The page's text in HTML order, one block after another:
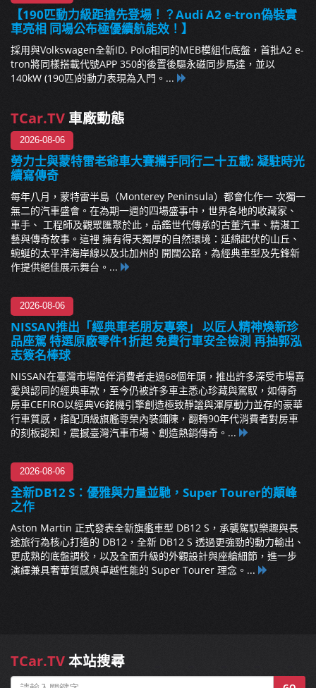
【190匹動力級距搶先登場！？Audi A2 e-tron偽裝實
車亮相 同場公布極優續航能效！】
採用與Volkswagen全新ID. Polo相同的MEB模組化底盤，首批A2 e-
tron將同樣搭載代號APP 350的後置後驅永磁同步馬達，並以
140kW (190匹)的動力表現為入門。...
TCar.TV 車廠動態
2026-08-06
勞力士與蒙特雷老爺車大賽攜手同行二十五載: 凝駐時光
續寫傳奇
每年八月，蒙特雷半島（Monterey Peninsula）都會化作一 次獨一
無二的汽車盛會。在為期一週的四場盛事中，世界各地的收藏家、
車手、 工程師及觀眾匯聚於此，品鑑世代傳承的古董汽車、精湛工
藝與傳奇故事。這裡 擁有得天獨厚的自然環境：延綿起伏的山丘、
蜿蜒的太平洋海岸線以及北加州的 開闊公路，為經典車型及先鋒新
作提供絕佳展示舞台。...
2026-08-06
NISSAN推出「經典車老朋友專案」 以匠人精神煥新珍
品座駕 特選原廠零件1折起 免費行車安全檢測 再抽郭泓
志簽名棒球
NISSAN在臺灣市場陪伴消費者走過68個年頭，推出許多深受市場喜
愛與認同的經典車款，至今仍被許多車主悉心珍藏與駕馭，如傳奇
房車CEFIRO以經典V6銘機引擎創造極致靜謐與渾厚動力並存的豪華
行車質感，搭配頂級旗艦尊榮內裝鋪陳，翻轉90年代消費者對房車
的刻板認知，震撼臺灣汽車市場、創造熱銷傳奇。...
2026-08-06
全新DB12 S：優雅與力量並馳，Super Tourer的顛峰
之作
Aston Martin 正式發表全新旗艦車型 DB12 S，承襲駕馭樂趣與長
途旅行為核心打造的 DB12，全新 DB12 S 透過更強勁的動力輸出、
更成熟的底盤調校，以及全面升級的外觀設計與座艙細節，進一步
演繹兼具奢華質感與卓越性能的 Super Tourer 理念。...
TCar.TV本站搜尋